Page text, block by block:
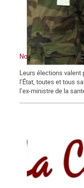
Nous sommes en
Leurs élections valent
l’État, toutes et tous
l’ex-ministre de la